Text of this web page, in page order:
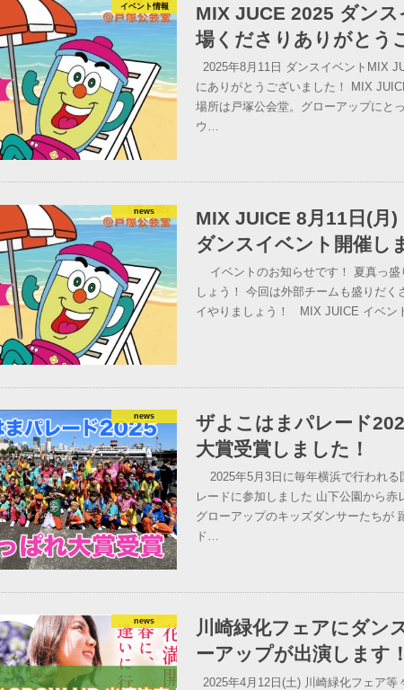
イベント情報
MIX JUCE 2025 ダン
場くださりありがとう
2025年8月11日 ダンスイベントMIX
にありがとうございました！ MIX
場所は戸塚公会堂。グローアップにと
ウ…
news
MIX JUICE 8月11日(
ダンスイベント開催し
イベントのお知らせです！ 夏真っ盛
しょう！ 今回は外部チームも盛りだく
イやりましょう！ MIX JUICE イベン
news
ザよこはまパレード
大賞受賞しました！
2025年5月3日に毎年横浜で行われる
レードに参加しました 山下公園から赤
グローアップのキッズダンサーたちが
ド…
news
川崎緑化フェアにダン
ーアップが出演します
2025年4月12日(土) 川崎緑化フェア等